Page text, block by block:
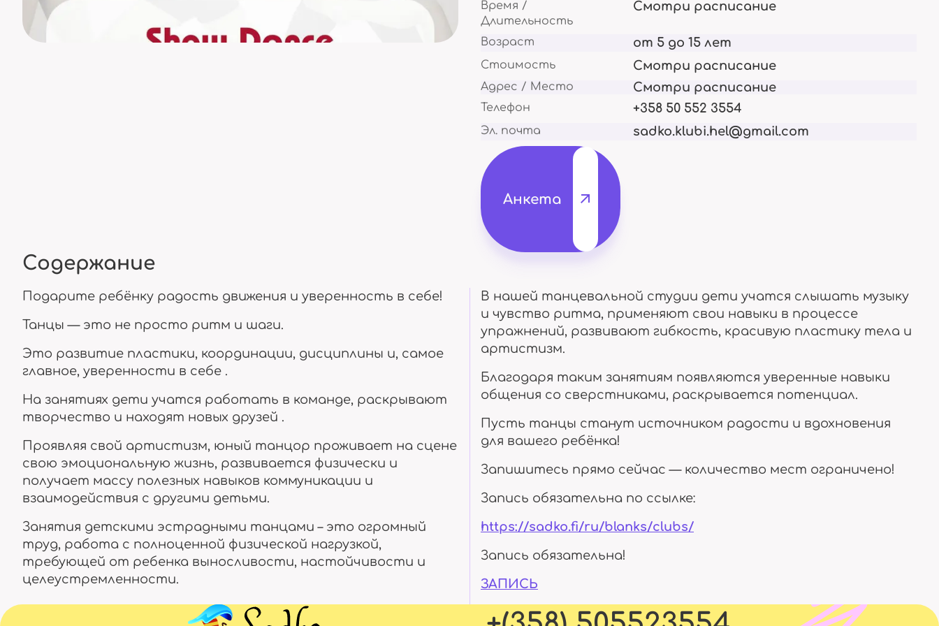
Походы и отдых на природе А так же утренники
Концерты
Посещаем и сами ставим
Путешествуем вместе
Актуально сейчас
Для взрослых
Тут только 18+
Опыт и биография
Членство
Права и обязанности
Время /
Длительность
Смотри расписание
Возраст от 5 до 15 лет
Стоимость Смотри расписание
Адрес / Место Смотри расписание
Телефон +358 50 552 3554
Эл. почта sadko.klubi.hel@gmail.com
Анкета
Содержание
Подарите ребёнку радость движения и уверенность в себе!
Танцы — это не просто ритм и шаги.
Это развитие пластики, координации, дисциплины и, самое
главное, уверенности в себе .
На занятиях дети учатся работать в команде, раскрывают
творчество и находят новых друзей .
Проявляя свой артистизм, юный танцор проживает на сцене
свою эмоциональную жизнь, развивается физически и
получает массу полезных навыков коммуникации и
взаимодействия с другими детьми.
Занятия детскими эстрадными танцами – это огромный
труд, работа с полноценной физической нагрузкой,
требующей от ребенка выносливости, настойчивости и
целеустремленности.
В нашей танцевальной студии дети учатся слышать музыку
и чувство ритма, применяют свои навыки в процессе
упражнений, развивают гибкость, красивую пластику тела и
артистизм.
Благодаря таким занятиям появляются уверенные навыки
общения со сверстниками, раскрывается потенциал.
Пусть танцы станут источником радости и вдохновения
для вашего ребёнка!
Запишитесь прямо сейчас — количество мест ограничено!
Запись обязательна по ссылке:
https://sadko.fi/ru/blanks/clubs/
Запись обязательна!
ЗАПИСЬ